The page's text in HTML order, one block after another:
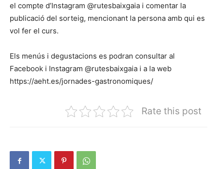
el compte d’Instagram @rutesbaixgaia i comentar la
publicació del sorteig, mencionant la persona amb qui es
vol fer el curs.
Els menús i degustacions es podran consultar al
Facebook i Instagram @rutesbaixgaia i a la web
https://aeht.es/jornades-gastronomiques/
Rate this post